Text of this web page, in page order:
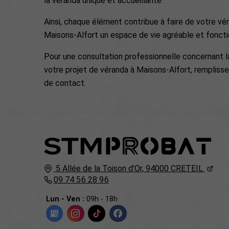
Ainsi, chaque élément contribue à faire de votre
Maisons-Alfort un espace de vie agréable et
Pour une consultation professionnelle concernant
votre projet de véranda à Maisons-Alfort,
de contact.
5 Allée de la Toison d'Or, 94000 CRETEIL
09 74 56 28 96
Lun - Ven : 09h - 18h